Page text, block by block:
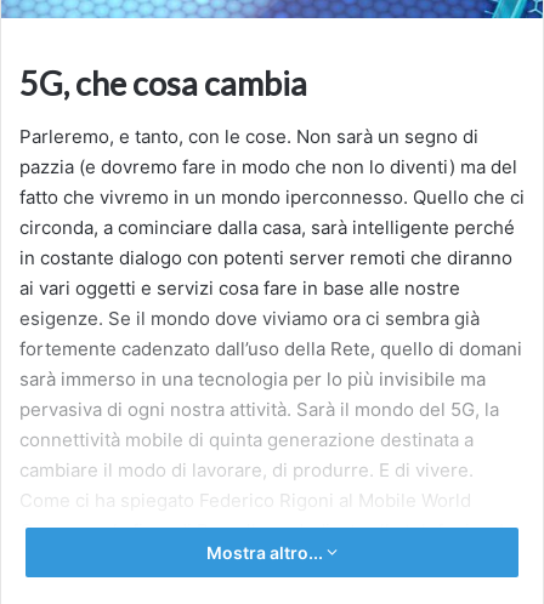
5G, che cosa cambia
Parleremo, e tanto, con le cose. Non sarà un segno di
pazzia (e dovremo fare in modo che non lo diventi) ma del
fatto che vivremo in un mondo iperconnesso. Quello che ci
circonda, a cominciare dalla casa, sarà intelligente perché
in costante dialogo con potenti server remoti che diranno
ai vari oggetti e servizi cosa fare in base alle nostre
esigenze. Se il mondo dove viviamo ora ci sembra già
fortemente cadenzato dall’uso della Rete, quello di domani
sarà immerso in una tecnologia per lo più invisibile ma
pervasiva di ogni nostra attività. Sarà il mondo del 5G, la
connettività mobile di quinta generazione destinata a
cambiare il modo di lavorare, di produrre. E di vivere.
Come ci ha spiegato Federico Rigoni al Mobile World
Congress, la fiera di Barcellona dedicata alla telefonia, «Le
evoluzioni delle reti mobili dal 2G, al 3G fino all’attuale 4G
Mostra altro...